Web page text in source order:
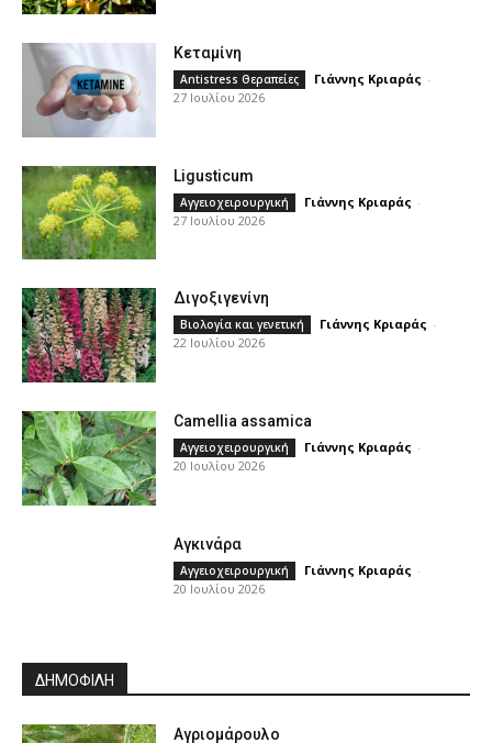
Κεταμίνη
Antistress Θεραπείες Γιάννης Κριαράς -
27 Ιουλίου 2026
Ligusticum
Αγγειοχειρουργική Γιάννης Κριαράς -
27 Ιουλίου 2026
Διγοξιγενίνη
Βιολογία και γενετική Γιάννης Κριαράς -
22 Ιουλίου 2026
Camellia assamica
Αγγειοχειρουργική Γιάννης Κριαράς -
20 Ιουλίου 2026
Αγκινάρα
Αγγειοχειρουργική Γιάννης Κριαράς -
20 Ιουλίου 2026
ΔΗΜΟΦΙΛΗ
Αγριομάρουλο